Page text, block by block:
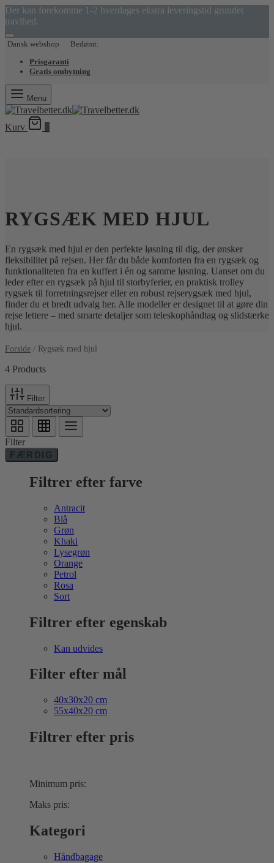
Der kan forekomme 1-2 hverdages ekstra leveringstid grundet
travlhed.
Dansk webshop Bedømt:
Prisgaranti
Gratis ombytning
Menu
Kurv
RYGSÆK MED HJUL
En rygsæk med hjul er den perfekte løsning til dig, der ønsker
fleksibilitet på rejsen. Her får du både komforten fra en rygsæk og
funktionaliteten fra en kuffert i én og samme løsning. Uanset om du
leder efter en rygsæk på hjul til storbyferier, en praktisk trolley
rygsæk til forretningsrejser eller en robust rejserygsæk med hjul,
finder du et bredt udvalg her. Alle modeller er designet til at gøre din
rejse lettere – med smarte detaljer som teleskophåndtag og slidstærke
hjul.
Forside /Rygsæk med hjul
4 Products
Filter
Filter
FÆRDIG
Filtrer efter farve
Antracit
Blå
Grøn
Khaki
Lysegrøn
Orange
Petrol
Rosa
Sort
Filtrer efter egenskab
Kan udvides
Filter efter mål
40x30x20 cm
55x40x20 cm
Filtrer efter pris
Minimum pris:
Maks pris:
Kategori
Håndbagage